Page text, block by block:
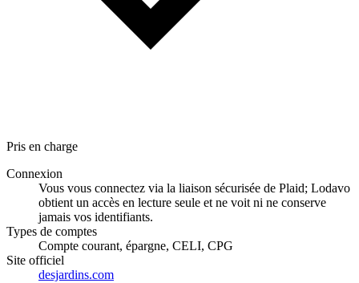
Pris en charge
Connexion
Vous vous connectez via la liaison sécurisée de Plaid; Lodavo
obtient un accès en lecture seule et ne voit ni ne conserve
jamais vos identifiants.
Types de comptes
Compte courant, épargne, CELI, CPG
Site officiel
desjardins.com